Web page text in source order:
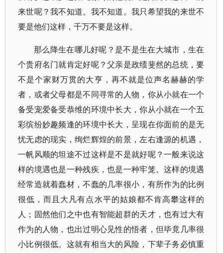
来世呢？我不知道。我不知道。我只希望我的来世不
要是他们这样，千万不要是这样。
那么降生在哪儿好呢？是不是生在大城市，生在
个贵府名门就肯定好呢？父亲是政绩斐然的总统，要
不是个家财万贯的大亨，再不就是位声名赫赫的学
者，或者父母都是不同寻常的人物，你从小就在一个
备受宠爱备受恭维的环境中长大，你从小就在一个五
彩缤纷妙趣频逢的环境中长大，呈现在你面前的是无
忧无虑的现实，绚烂辉煌的前景，左右逢源的机遇，
一帆风顺的坦途不过这样是不是就好呢？一般来说这
样的境遇也是一种残疾，也是一种牢笼。这样的境遇
经常造就着蠢材，不蠢的几率很小，有所作为的比例
很低，而且大凡有点水平的姑娘都不肯高攀这样的
人；固然他们之中也有智能超群的天才，也有过大有
作为的人物，也出过明心见性的悟者，但毕竟几率很
小比例很低。这就有相当大的风险，下辈子务必慎重